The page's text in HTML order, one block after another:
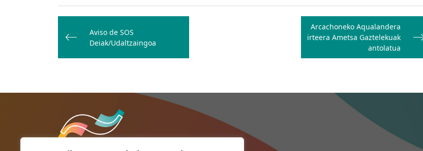
Bidalketetan
zehar
nabigatu
Aviso de SOS
Deiak/Udaltzaingoa
Arcachoneko Aqualandera
irteera Ametsa Gaztelekuak
antolatua